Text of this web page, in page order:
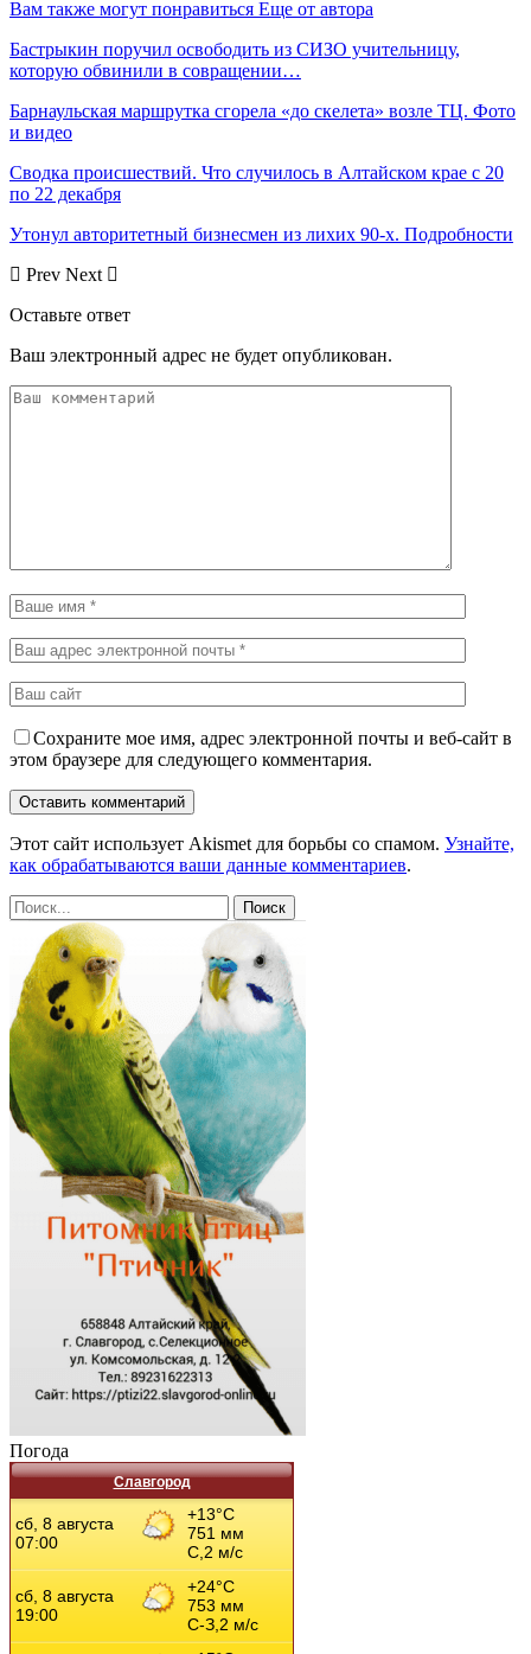
Вам также могут понравиться Еще от автора
Бастрыкин поручил освободить из СИЗО учительницу,
которую обвинили в совращении…
Барнаульская маршрутка сгорела «до скелета» возле ТЦ. Фото
и видео
Сводка происшествий. Что случилось в Алтайском крае с 20
по 22 декабря
Утонул авторитетный бизнесмен из лихих 90-х. Подробности
Prev Next
Оставьте ответ
Ваш электронный адрес не будет опубликован.
Сохраните мое имя, адрес электронной почты и веб-сайт в
этом браузере для следующего комментария.
Этот сайт использует Akismet для борьбы со спамом. Узнайте,
как обрабатываются ваши данные комментариев.
Погода
Славгород